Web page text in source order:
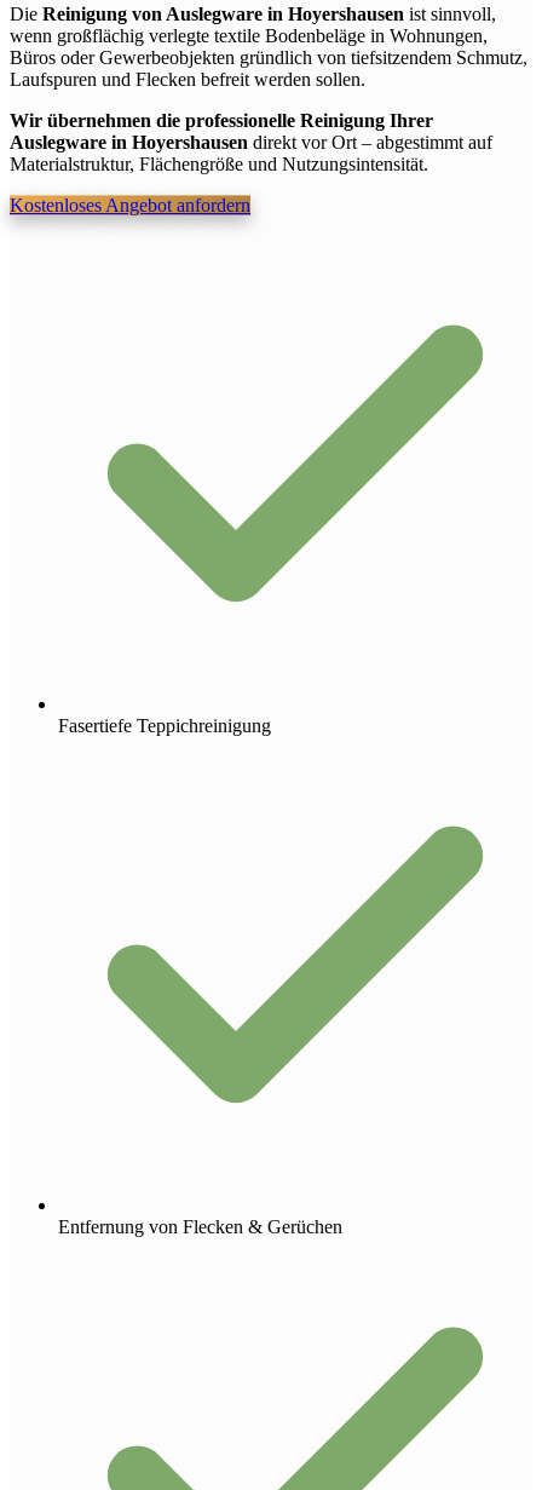
Die Reinigung von Auslegware in Hoyershausen ist sinnvoll,
wenn großflächig verlegte textile Bodenbeläge in Wohnungen,
Büros oder Gewerbeobjekten gründlich von tiefsitzendem Schmutz,
Laufspuren und Flecken befreit werden sollen.
Wir übernehmen die professionelle Reinigung Ihrer
Auslegware in Hoyershausen direkt vor Ort – abgestimmt auf
Materialstruktur, Flächengröße und Nutzungsintensität.
Kostenloses Angebot anfordern
Fasertiefe Teppichreinigung
Entfernung von Flecken & Gerüchen